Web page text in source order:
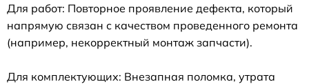
Для работ: Повторное проявление дефекта, который
напрямую связан с качеством проведенного ремонта
(например, некорректный монтаж запчасти).
Для комплектующих: Внезапная поломка, утрата